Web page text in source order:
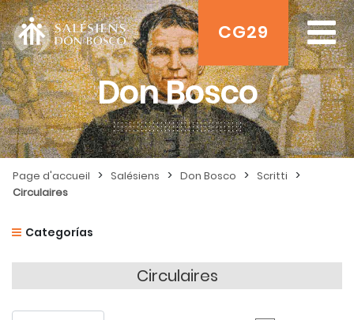
CG29
Don Bosco
Page d'accueil > Salésiens > Don Bosco > Scritti >
Circulaires
Categorías
Circulaires